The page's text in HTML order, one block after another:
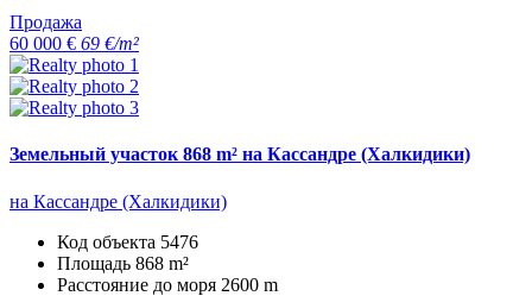
Продажа
60 000 € 69 €/m²
Земельный участок 868 m² на Кассандре (Халкидики)
на Кассандре (Халкидики)
Код объекта 5476
Площадь 868 m²
Расстояние до моря 2600 m